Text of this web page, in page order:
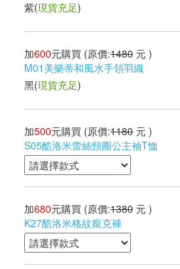
紫(現貨充足)
加600元購買 (原價:1480 元 )
M01美樂蒂和風水手領羽織
黑(現貨充足)
加500元購買 (原價:1180 元 )
S05酷洛米蕾絲頸圈公主袖T恤
加680元購買 (原價:1380 元 )
K27酷洛米格紋龐克褲